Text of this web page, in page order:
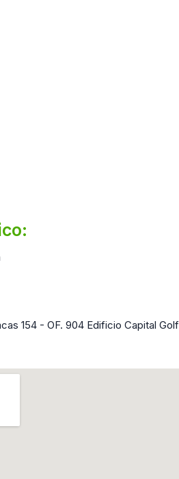
154 - OF. 904 Edificio Capital